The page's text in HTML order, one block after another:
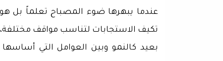
عندما يبهرها ضوء المصباح تعلماً
تكيف الاستجابات لتناسب مواقف مختلفة،
بعيد كالنمو وبين العوامل التي